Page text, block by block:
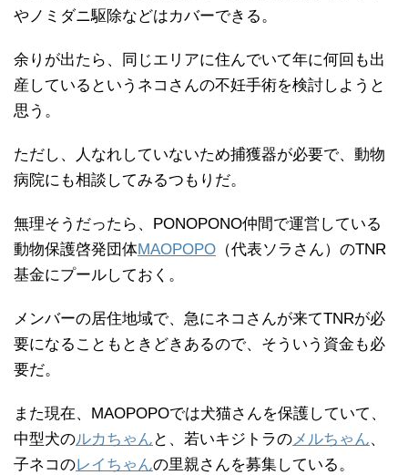
やノミダニ駆除などはカバーできる。
余りが出たら、同じエリアに住んでいて年に何回も出
産しているというネコさんの不妊手術を検討しようと
思う。
ただし、人なれしていないため捕獲器が必要で、動物
病院にも相談してみるつもりだ。
無理そうだったら、PONOPONO仲間で運営している
動物保護啓発団体MAOPOPO （代表ソラさん）のTNR
基金にプールしておく。
メンバーの居住地域で、急にネコさんが来てTNRが必
要になることもときどきあるので、そういう資金も必
要だ。
また現在、MAOPOPOでは犬猫さんを保護していて、
中型犬のルカちゃん と、若いキジトラの メルちゃん、
子ネコのレイちゃんの里親さんを募集している。